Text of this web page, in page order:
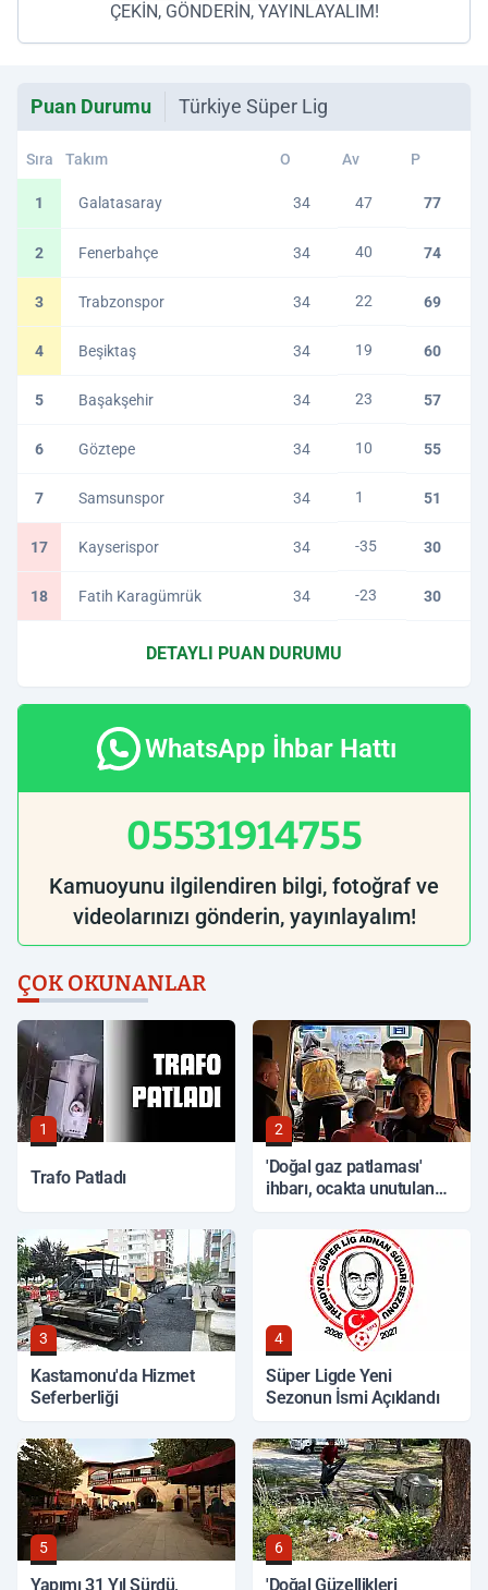
ÇEKİN, GÖNDERİN, YAYINLAYALIM!
Puan Durumu Türkiye Süper Lig
Sıra Takım O Av P
1 Galatasaray 34 47 77
2 Fenerbahçe 34 40 74
3 Trabzonspor 34 22 69
4 Beşiktaş 34 19 60
5 Başakşehir 34 23 57
6 Göztepe 34 10 55
7 Samsunspor 34 1 51
17 Kayserispor 34 -35 30
18 Fatih Karagümrük 34 -23 30
DETAYLI PUAN DURUMU
WhatsApp İhbar Hattı
05531914755
Kamuoyunu ilgilendiren bilgi, fotoğraf ve
videolarınızı gönderin, yayınlayalım!
ÇOK OKUNANLAR
1
Trafo Patladı
2
'Doğal gaz patlaması'
ihbarı, ocakta unutulan
3
Kastamonu'da Hizmet
Seferberliği
4
Süper Ligde Yeni
Sezonun İsmi Açıklandı
5
Yapımı 31 Yıl Sürdü,
6
'Doğal Güzellikleri